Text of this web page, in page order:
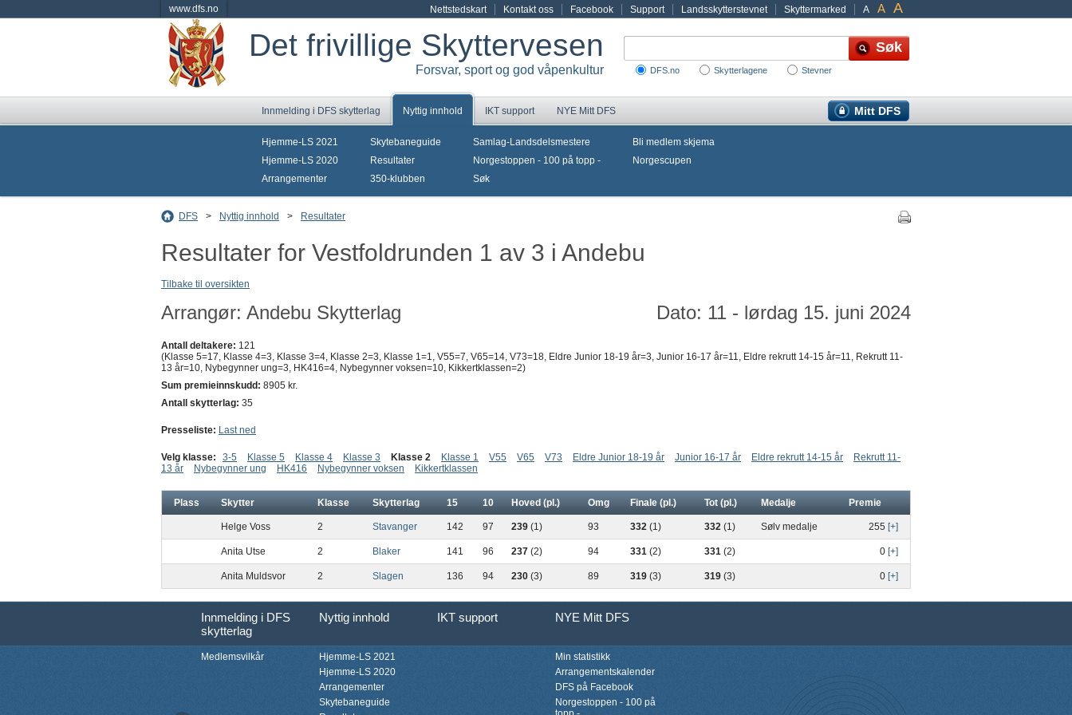
www.dfs.no A A A
Nettstedskart Kontakt oss Facebook Support Landsskytterstevnet Skyttermarked
Det frivillige Skyttervesen
Forsvar, sport og god våpenkultur DFS.no Skytterlagene Stevner
Innmelding i DFS skytterlag Nyttig innhold IKT support Mitt DFS
NYE Mitt DFS
Hjemme-LS 2021
Hjemme-LS 2020
Arrangementer
Skytebaneguide
Resultater
350-klubben
Samlag-Landsdelsmestere
Norgestoppen - 100 på topp -
Søk
Bli medlem skjema
Norgescupen
DFS > Nyttig innhold > Resultater
Resultater for Vestfoldrunden 1 av 3 i Andebu
Tilbake til oversikten
Arrangør: Andebu Skytterlag Dato: 11 - lørdag 15. juni 2024
Antall deltakere: 121
(Klasse 5=17, Klasse 4=3, Klasse 3=4, Klasse 2=3, Klasse 1=1, V55=7, V65=14, V73=18, Eldre Junior 18-19 år=3, Junior 16-17 år=11, Eldre rekrutt 14-15 år=11, Rekrutt 11-
13 år=10, Nybegynner ung=3, HK416=4, Nybegynner voksen=10, Kikkertklassen=2)
Sum premieinnskudd: 8905 kr.
Antall skytterlag: 35
Presseliste: Last ned
Velg klasse: 3-5 Klasse 5 Klasse 4 Klasse 3 Klasse 2 Klasse 1 V55 V65 V73 Eldre Junior 18-19 år Junior 16-17 år Eldre rekrutt 14-15 år
Rekrutt 11-
13 år
Nybegynner ung HK416 Nybegynner voksen Kikkertklassen
Plass Skytter Klasse Skytterlag 15 10 Hoved (pl.) Omg Finale (pl.) Tot (pl.) Medalje Premie
Helge Voss 2 Stavanger 142 97 239 (1) 93 332 (1) 332 (1) Sølv medalje 255 [+]
Anita Utse 2 Blaker 141 96 237 (2) 94 331 (2) 331 (2) 0 [+]
Anita Muldsvor 2 Slagen 136 94 230 (3) 89 319 (3) 319 (3) 0 [+]
Innmelding i DFS
skytterlag
Nyttig innhold IKT support NYE Mitt DFS
Medlemsvilkår
Hjemme-LS 2021
Hjemme-LS 2020
Arrangementer
Skytebaneguide
Min statistikk
Arrangementskalender
DFS på Facebook
Norgestoppen - 100 på